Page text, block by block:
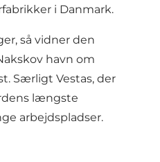
i Danmark.
så vidner den
havn om
Særligt Vestas, der
længste
arbejdspladser.